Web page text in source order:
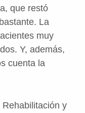
que restó
La
muy
Y, además,
cuenta la
y